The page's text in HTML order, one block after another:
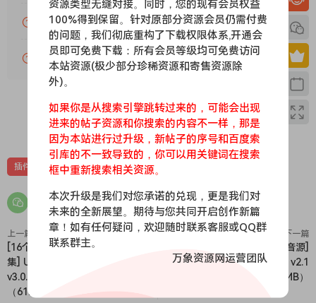
Assign loops and phrases to your keyboard to perform and
arrange in real time. Build your own layout and trigger full
grooves with just a few keys.
All Titles in One Plug-in
No more loading separate instruments. Beatmaker 3 lets
you access every title you own from one place—with
unified control, faster workflow, and instant inspiration.
TeamR2R
账号可以分享或者借给别人用吗？
VIP会员剩余时间查询？
0 0
插件 虚拟乐器
上一篇
[16个一体化节拍创作平台插件合
集] UJAM BEATMAKER+Library
v3.0.1-R2R [WiN]
（61.9MB+460.2MB）
下一篇
[泰国扬琴古筝音源]
Soniccouture Kim v2.1
[KONTAKT]（233.48MB）
资源类型无缝对接。同时，您的现有会员权益
100%得到保留。针对原部分资源会员仍需付费
的问题，我们彻底重构了下载权限体系,开通会
员即可免费下载：所有会员等级均可免费访问
本站资源(极少部分珍稀资源和寄售资源除
外)。
如果你是从搜索引擎跳转过来的，可能会出现
进来的帖子资源和你搜索的内容不一样，那是
因为本站进行过升级，新帖子的序号和百度索
引库的不一致导致的，你可以用关键词在搜索
框中重新搜索相关资源。
本次升级是我们对您承诺的兑现，更是我们对
未来的全新展望。期待与您共同开启创作新篇
章！如有任何疑问，欢迎随时联系客服或QQ群
联系群主。
万象资源网运营团队